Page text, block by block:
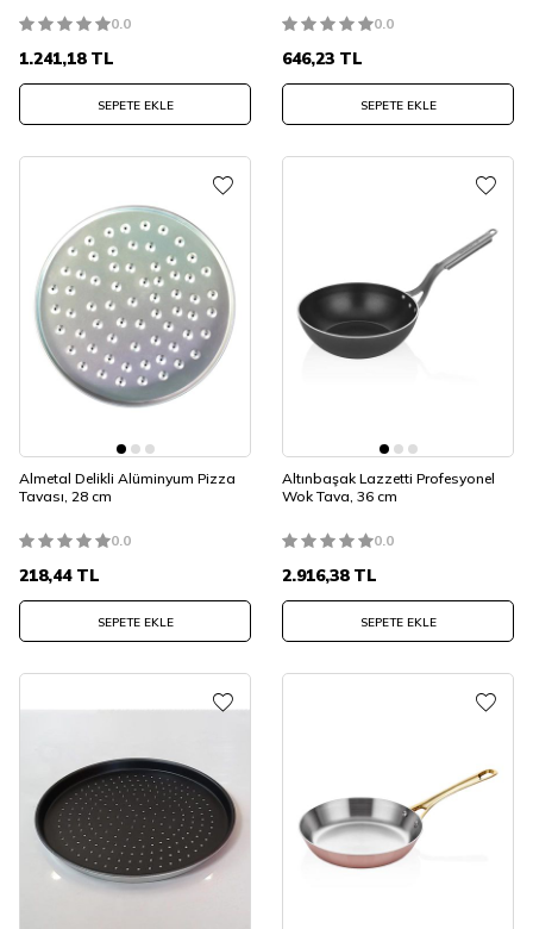
0.0
1.241,18TL
SEPETE EKLE
0.0
646,23 TL
SEPETE EKLE
Almetal Delikli Alüminyum Pizza
Tavası, 28 cm
0.0
218,44TL
SEPETE EKLE
Altınbaşak Lazzetti Profesyonel
Wok Tava, 36 cm
0.0
2.916,38TL
SEPETE EKLE